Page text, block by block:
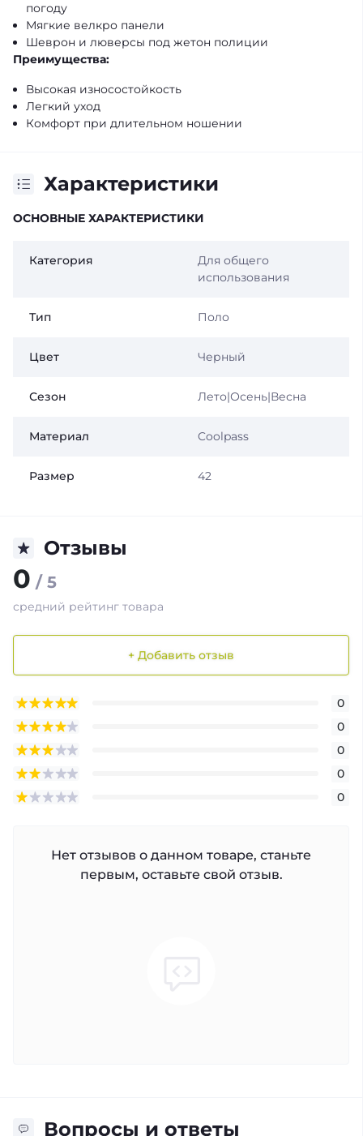
погоду
Мягкие велкро панели
Шеврон и люверсы под жетон полиции
Преимущества:
Высокая износостойкость
Легкий уход
Комфорт при длительном ношении
Характеристики
ОСНОВНЫЕ ХАРАКТЕРИСТИКИ
Категория
Для общего
использования
Тип Поло
Цвет Черный
Сезон Лето|Осень|Весна
Материал Coolpass
Размер 42
Отзывы
0 / 5
средний рейтинг товара
+ Добавить отзыв
0
0
0
0
0
Нет отзывов о данном товаре, станьте
первым, оставьте свой отзыв.
Вопросы и ответы